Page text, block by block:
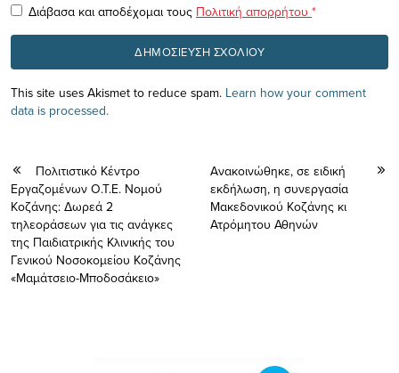
Διάβασα και αποδέχομαι τους Πολιτική απορρήτου *
This site uses Akismet to reduce spam. Learn how your comment
data is processed.
Πολιτιστικό Κέντρο
Εργαζομένων Ο.Τ.Ε. Νομού
Κοζάνης: Δωρεά 2
τηλεοράσεων για τις ανάγκες
της Παιδιατρικής Κλινικής του
Γενικού Νοσοκομείου Κοζάνης
«Μαμάτσειο-Μποδοσάκειο»
Aνακοινώθηκε, σε ειδική
εκδήλωση, η συνεργασία
Μακεδονικού Κοζάνης κι
Ατρόμητου Αθηνών